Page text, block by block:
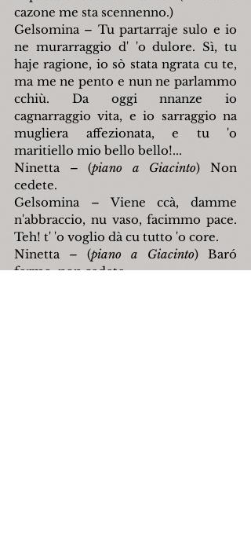
cazone me sta scennenno.)
Gelsomina – Tu partarraje sulo e io
ne murarraggio d' 'o dulore. Sì, tu
haje ragione, io sò stata ngrata cu te,
ma me ne pento e nun ne parlammo
cchiù. Da oggi nnanze io
cagnarraggio vita, e io sarraggio na
mugliera affezionata, e tu 'o
maritiello mio bello bello!...
Ninetta – (piano a Giacinto) Non
cedete.
Gelsomina – Viene ccà, damme
n'abbraccio, nu vaso, facimmo pace.
Teh! t' 'o voglio dà cu tutto 'o core.
Ninetta – (piano a Giacinto) Baró
fermo, non cedete.